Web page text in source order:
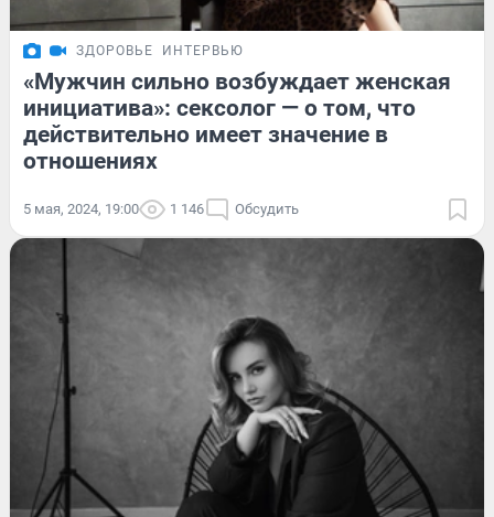
ЗДОРОВЬЕ ИНТЕРВЬЮ
«Мужчин сильно возбуждает женская
инициатива»: сексолог — о том, что
действительно имеет значение в
отношениях
5 мая, 2024, 19:00 1 146 Обсудить